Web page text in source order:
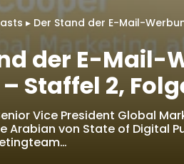
▸ Der Stand der E-Mail-
der E-Mail-
Staffel 2,
Vice President Global
Arabian von State of Digital